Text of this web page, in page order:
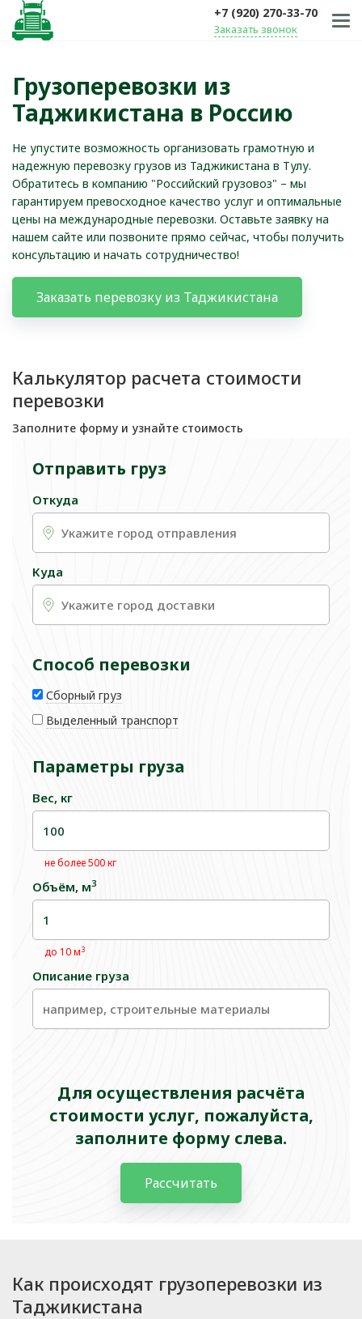
+7 (920) 270-33-70
Заказать звонок
Грузоперевозки из
Таджикистана в Россию
Не упустите возможность организовать грамотную и
надежную перевозку грузов из Таджикистана в Тулу.
Обратитесь в компанию "Российский грузовоз" – мы
гарантируем превосходное качество услуг и оптимальные
цены на международные перевозки. Оставьте заявку на
нашем сайте или позвоните прямо сейчас, чтобы получить
консультацию и начать сотрудничество!
Заказать перевозку из Таджикистана
Калькулятор расчета стоимости
перевозки
Заполните форму и узнайте стоимость
Отправить груз
Откуда
Куда
Способ перевозки
Сборный груз
Выделенный транспорт
Параметры груза
Вес, кг
не более 500 кг
Объём, м3
до 10 м3
Описание груза
Для осуществления расчёта
стоимости услуг, пожалуйста,
заполните форму слева.
Рассчитать
Как происходят грузоперевозки из
Таджикистана